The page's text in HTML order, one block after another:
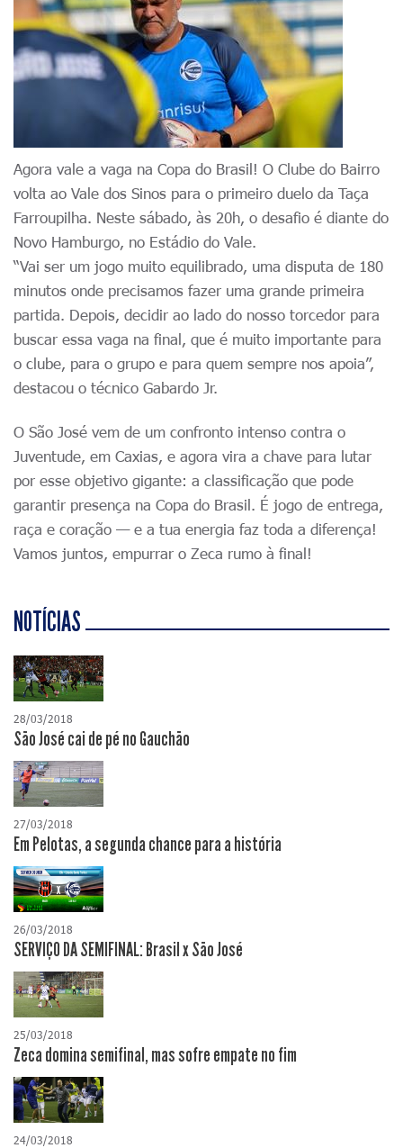
Agora vale a vaga na Copa do Brasil! O Clube do Bairro
volta ao Vale dos Sinos para o primeiro duelo da Taça
Farroupilha. Neste sábado, às 20h, o desafio é diante do
Novo Hamburgo, no Estádio do Vale.
“Vai ser um jogo muito equilibrado, uma disputa de 180
minutos onde precisamos fazer uma grande primeira
partida. Depois, decidir ao lado do nosso torcedor para
buscar essa vaga na final, que é muito importante para
o clube, para o grupo e para quem sempre nos apoia”,
destacou o técnico Gabardo Jr.
O São José vem de um confronto intenso contra o
Juventude, em Caxias, e agora vira a chave para lutar
por esse objetivo gigante: a classificação que pode
garantir presença na Copa do Brasil. É jogo de entrega,
raça e coração — e a tua energia faz toda a diferença!
Vamos juntos, empurrar o Zeca rumo à final!
NOTÍCIAS
28/03/2018
São José cai de pé no Gauchão
27/03/2018
Em Pelotas, a segunda chance para a história
26/03/2018
SERVIÇO DA SEMIFINAL: Brasil x São José
25/03/2018
Zeca domina semifinal, mas sofre empate no fim
24/03/2018